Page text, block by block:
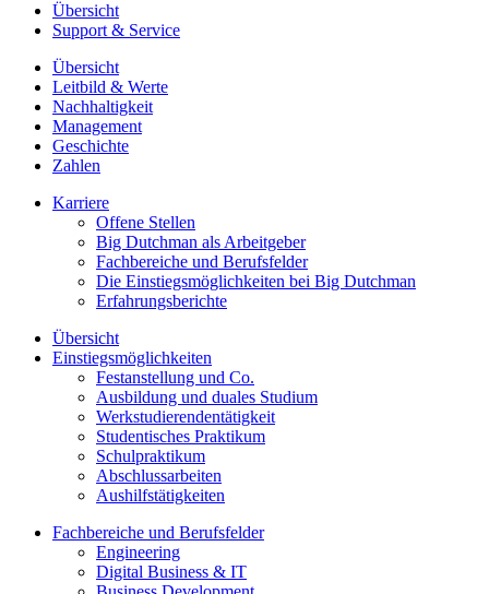
Übersicht
Support & Service
Übersicht
Leitbild & Werte
Nachhaltigkeit
Management
Geschichte
Zahlen
Karriere
Offene Stellen
Big Dutchman als Arbeitgeber
Fachbereiche und Berufsfelder
Die Einstiegsmöglichkeiten bei Big Dutchman
Erfahrungsberichte
Übersicht
Einstiegsmöglichkeiten
Festanstellung und Co.
Ausbildung und duales Studium
Werkstudierendentätigkeit
Studentisches Praktikum
Schulpraktikum
Abschlussarbeiten
Aushilfstätigkeiten
Fachbereiche und Berufsfelder
Engineering
Digital Business & IT